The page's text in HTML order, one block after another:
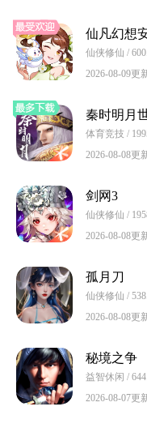
仙凡幻想
仙侠修仙 /
2026-08-09更
秦时明月
体育竞技 /
2026-08-08更
剑网3
仙侠修仙 /
2026-08-08更
孤月刀
仙侠修仙 /
2026-08-08更
秘境之争
益智休闲 /
2026-08-07更